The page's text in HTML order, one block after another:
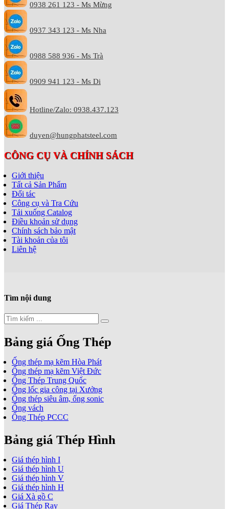
0938 261 123 - Ms Mừng
0937 343 123 - Ms Nha
0988 588 936 - Ms Trà
0909 941 123 - Ms Di
Hotline/Zalo: 0938.437.123
duyen@hungphatsteel.com
CÔNG CỤ VÀ CHÍNH SÁCH
Giới thiệu
Tất cả Sản Phẩm
Đối tác
Công cụ và Tra Cứu
Tải xuống Catalog
Điều khoản sử dụng
Chính sách bảo mật
Tài khoản của tôi
Liên hệ
Tìm nội dung
Bảng giá Ống Thép
Ống thép mạ kẽm Hòa Phát
Ống thép mạ kẽm Việt Đức
Ống Thép Trung Quốc
Ống lốc gia công tại Xưởng
Ống thép siêu âm, ống sonic
Ống vách
Ống Thép PCCC
Bảng giá Thép Hình
Giá thép hình I
Giá thép hình U
Giá thép hình V
Giá thép hình H
Giá Xà gồ C
Giá Thép Ray